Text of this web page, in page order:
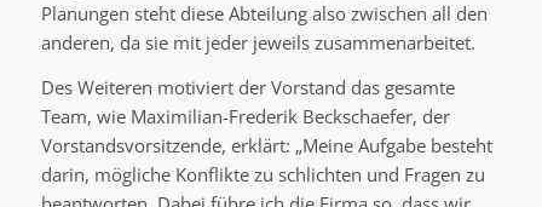
Planungen steht diese Abteilung also zwischen all den
anderen, da sie mit jeder jeweils zusammenarbeitet.
Des Weiteren motiviert der Vorstand das gesamte
Team, wie Maximilian-Frederik Beckschaefer, der
Vorstandsvorsitzende, erklärt: „Meine Aufgabe besteht
darin, mögliche Konflikte zu schlichten und Fragen zu